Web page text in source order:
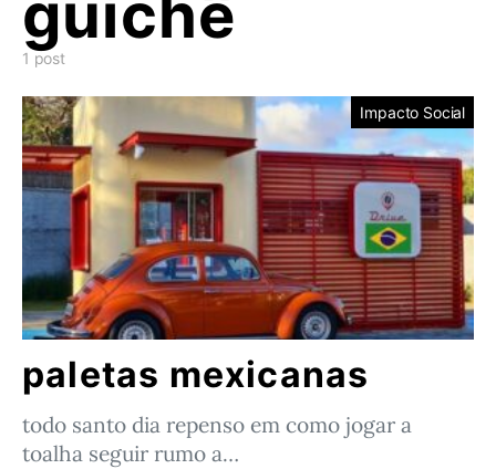
guichê
1 post
Impacto Social
paletas mexicanas
todo santo dia repenso em como jogar a
toalha seguir rumo a…